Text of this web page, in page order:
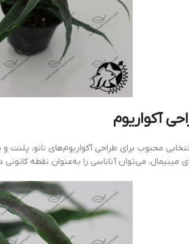
آکواریوم‌های نانو، پلنت و بیوتوپ است.
را به‌عنوان نقطه کانونی در کنار چوب‌های